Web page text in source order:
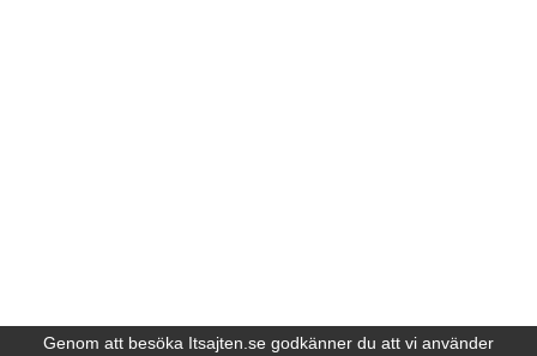
Genom att besöka Itsajten.se godkänner du att vi använder